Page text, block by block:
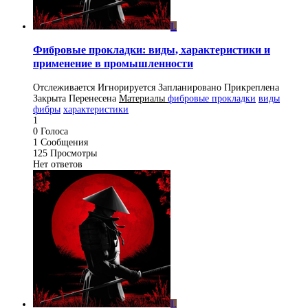
L
Фибровые прокладки: виды, характеристики и
применение в промышленности
Отслеживается Игнорируется Запланировано Прикреплена
Закрыта Перенесена Материалы фибровые прокладки виды
фибры характеристики
1
0 Голоса
1 Сообщения
125 Просмотры
Нет ответов
L